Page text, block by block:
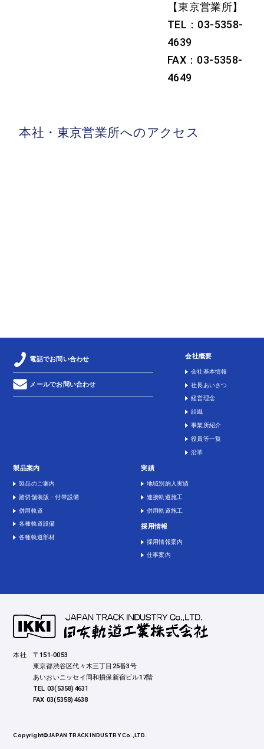
【東京営業所】
TEL：03-5358-
4639
FAX：03-5358-
4649
本社・東京営業所へのアクセス
電話でお問い合わせ
メールでお問い合わせ
会社概要
会社基本情報
社長あいさつ
経営理念
組織
事業所紹介
役員等一覧
沿革
製品案内
製品のご案内
踏切舗装版・付帯設備
併用軌道
各種軌道設備
各種軌道部材
実績
地域別納入実績
連接軌道施工
併用軌道施工
採用情報
採用情報案内
仕事案内
本社
〒151-0053
東京都渋谷区代々木三丁目25番3号
あいおいニッセイ同和損保新宿ビル17階
TEL 03(5358)4631
FAX 03(5358)4638
Copyright©JAPAN TRACK INDUSTRY Co.,LTD.